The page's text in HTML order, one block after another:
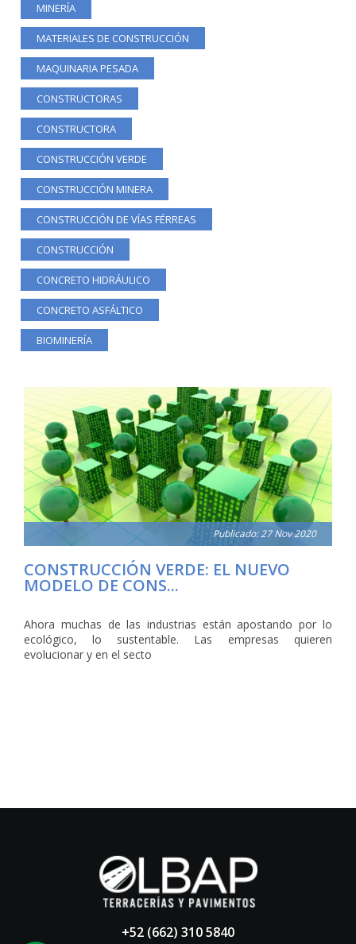
MINERÍA
MATERIALES DE CONSTRUCCIÓN
MAQUINARIA PESADA
CONSTRUCTORAS
CONSTRUCTORA
CONSTRUCCIÓN VERDE
CONSTRUCCIÓN MINERA
CONSTRUCCIÓN DE VÍAS FÉRREAS
CONSTRUCCIÓN
CONCRETO HIDRÁULICO
CONCRETO ASFÁLTICO
BIOMINERÍA
Publicado: 27 Nov 2020
CONSTRUCCIÓN VERDE: EL NUEVO
MODELO DE CONS...
Ahora muchas de las industrias están apostando por lo
ecológico, lo sustentable. Las empresas quieren
evolucionar y en el secto
+52 (662) 310 5840